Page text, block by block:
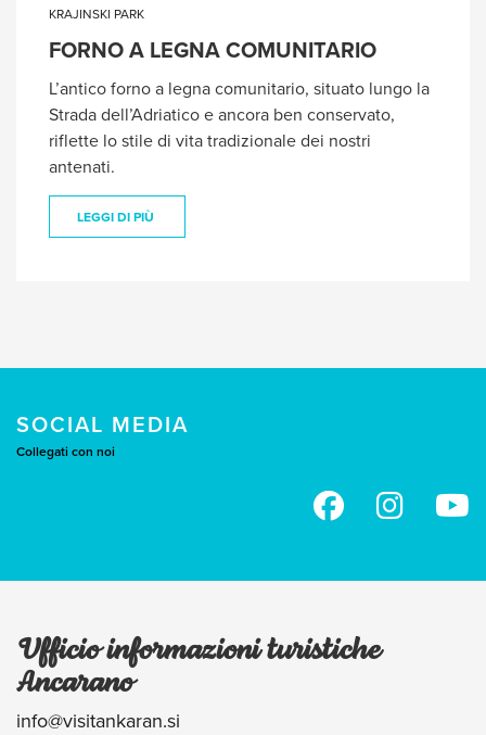
KRAJINSKI PARK
FORNO A LEGNA COMUNITARIO
L’antico forno a legna comunitario, situato lungo la
Strada dell’Adriatico e ancora ben conservato,
riflette lo stile di vita tradizionale dei nostri
antenati.
LEGGI DI PIÙ
SOCIAL MEDIA
Collegati con noi
Ufficio informazioni turistiche
Ancarano
info@visitankaran.si